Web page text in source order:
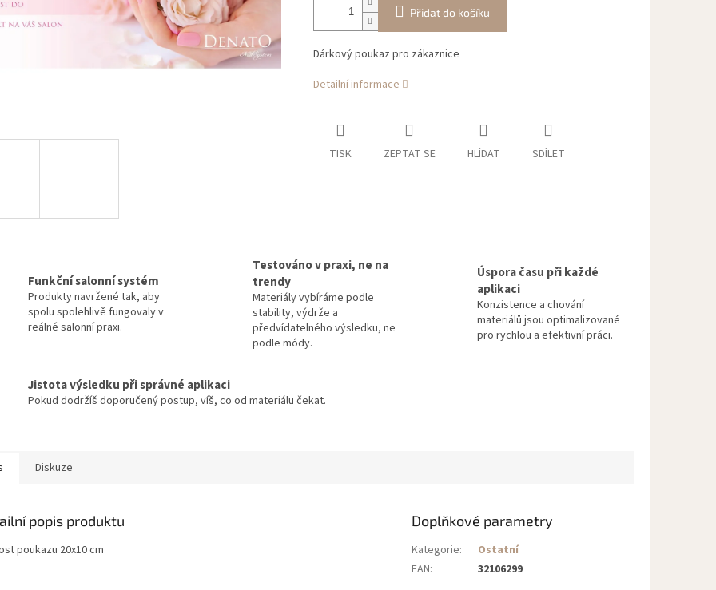
Přidat do košíku
Dárkový poukaz pro zákaznice
Detailní informace
TISK ZEPTAT SE HLÍDAT SDÍLET
Funkční salonní systém
Produkty navržené tak, aby
spolu spolehlivě fungovaly v
reálné salonní praxi.
Testováno v praxi, ne na
trendy
Materiály vybíráme podle
stability, výdrže a
předvídatelného výsledku, ne
podle módy.
Úspora času při každé
aplikaci
Konzistence a chování
materiálů jsou optimalizované
pro rychlou a efektivní práci.
Jistota výsledku při správné aplikaci
Pokud dodržíš doporučený postup, víš, co od materiálu čekat.
Diskuze
popis produktu
poukazu 20x10 cm
Doplňkové parametry
Kategorie:
Ostatní
EAN: 32106299